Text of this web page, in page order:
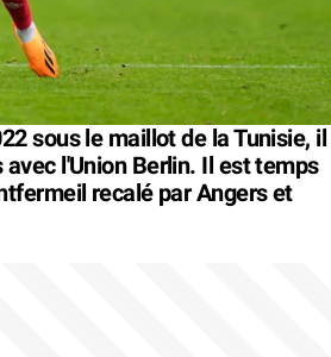
sous le maillot de la Tunisie, il
l'Union Berlin. Il est temps
recalé par Angers et